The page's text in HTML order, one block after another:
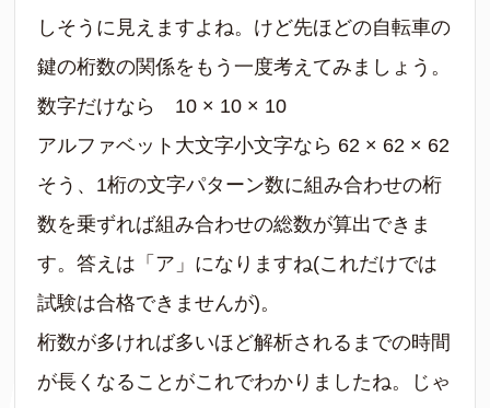
しそうに見えますよね。けど先ほどの自転車の
鍵の桁数の関係をもう一度考えてみましょう。
数字だけなら 10 × 10 × 10
アルファベット大文字小文字なら 62 × 62 × 62
そう、1桁の文字パターン数に組み合わせの桁
数を乗ずれば組み合わせの総数が算出できま
す。答えは「ア」になりますね(これだけでは
試験は合格できませんが)。
桁数が多ければ多いほど解析されるまでの時間
が長くなることがこれでわかりましたね。じゃ